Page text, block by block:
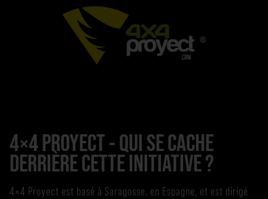
4×4 PROYECT - QUI SE CACHE
DERRIÈRE CETTE INITIATIVE ?
4×4 Proyect est basé à Saragosse, en Espagne, et est dirigé